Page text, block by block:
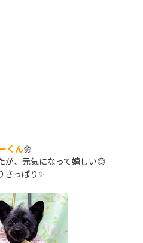
くん🌼
が、元気になって嬉しい😊
さっぱり✨